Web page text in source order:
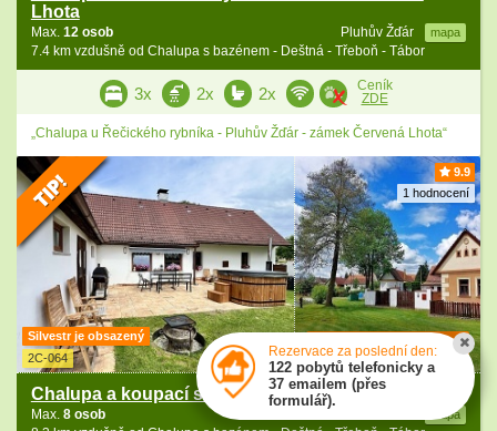
Lhota
Pluhův Žďár mapa
Max. 12 osob
7.4 km vzdušně od Chalupa s bazénem - Deštná - Třeboň - Tábor
3x 2x 2x
Ceník
ZDE
„Chalupa u Řečického rybníka - Pluhův Žďár - zámek Červená Lhota“
9.9
1 hodnocení
Silvestr je obsazený
2C-064
Chalupa a koupací sud - hrad Choustník - Tábor
mapa
Max. 8 osob
Zobrazit kontakty
Rezervace za poslední den:
122 pobytů telefonicky a
37 emailem (přes
formulář).